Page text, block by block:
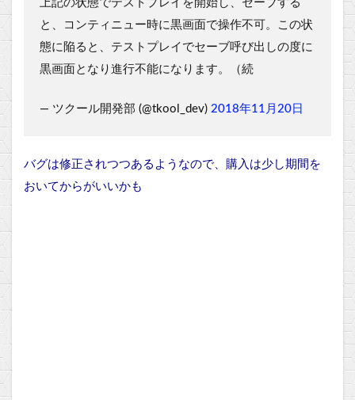
上記の状態でテストプレイを開始し、セーブする
と、コンティニュー時に黒画面で操作不可。この状
態に陥ると、テストプレイでセーブ呼び出しの度に
黒画面となり進行不能になります。（続
— ツクール開発部 (@tkool_dev) 2018年11月20日
バグは修正されつつあるようなので、購入は少し期間を
おいてからがいいかも